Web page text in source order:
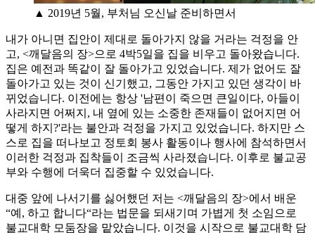
▲ 2019년 5월, 부처님 오신날 준비하면서
내가 아니면 집안이 제대로 돌아가지 않을 거라는 걱정을 안
고, <깨달음의 장>으로 4박5일을 집을 비우고 돌아왔습니다.
집은 예전과 똑같이 잘 돌아가고 있었습니다. 제가 없어도 잘
돌아가고 있는 것이 신기했고, 그동안 가지고 있던 생각이 바
뀌었습니다. 이전에는 항상 '남편이 죽으면 큰일이다, 아들이
사라지면 어쩌지, 내 옆에 있는 소중한 존재들이 없어지면 어
떻게 하지?'라는 불안과 걱정을 가지고 있었습니다. 하지만 스
스로 집을 떠나보고 정토회 봉사 활동이나 행사에 참석하면서
이러한 걱정과 집착들이 조금씩 사라졌습니다. 이후로 불교공
부와 수행에 더욱더 집중할 수 있었습니다.
대중 앞에 나서기를 싫어했던 저는 <깨달음의 장>에서 배운
“예, 하고 합니다“라는 법문을 되새기며 가볍게 첫 소임으로
불교대학 모둠장을 맡았습니다. 이것을 시작으로 불교대학 담